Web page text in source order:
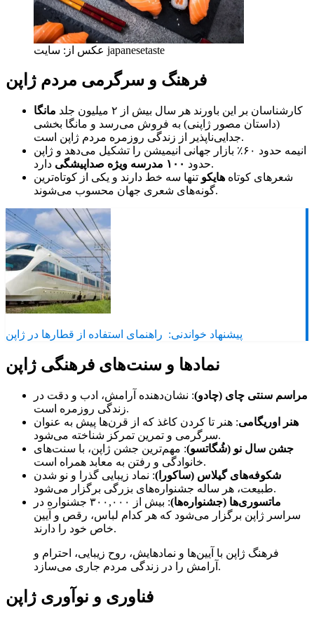
عکس از: سایت japanesetaste
فرهنگ و سرگرمی مردم ژاپن
کارشناسان بر این باورند هر سال بیش از ۲ میلیون جلد
مانگا
(داستان مصور ژاپنی) به فروش می‌رسد و مانگا بخشی
جدایی‌ناپذیر از زندگی روزمره مردم ژاپن است.
انیمه حدود ۶۰٪ بازار جهانی انیمیشن را تشکیل می‌دهد و ژاپن
حدود ۱۰۰ مدرسه ویژه صداپیشگی
دارد.
شعرهای کوتاه هایکو تنها سه خط دارند و یکی از کوتاه‌ترین
گونه‌های شعری جهان محسوب می‌شوند.
پیشنهاد خواندنی: راهنمای استفاده از قطارها در ژاپن
نمادها و سنت‌های فرهنگی ژاپن
مراسم سنتی چای (چادو): نشان‌دهنده آرامش، ادب و دقت در
زندگی روزمره است.
هنر اوریگامی: هنر تا کردن کاغذ که از قرن‌ها پیش به عنوان
سرگرمی و تمرین تمرکز شناخته می‌شود.
جشن سال نو (شُگاتسو): مهم‌ترین جشن ژاپن، با سنت‌های
خانوادگی و رفتن به معابد همراه است.
شکوفه‌های گیلاس (ساکورا): نماد زیبایی گذرا و نو شدن
طبیعت، هر ساله جشنواره‌های بزرگی برگزار می‌شود.
ماتسوری‌ها (جشنواره‌ها)
: بیش از ۳۰۰,۰۰۰ جشنواره در
سراسر ژاپن برگزار می‌شود که هر کدام لباس، رقص و آیین
خاص خود را دارند.
فرهنگ ژاپن با آیین‌ها و نمادهایش، روح زیبایی، احترام و
آرامش را در زندگی مردم جاری می‌سازد.
فناوری و نوآوری ژاپن